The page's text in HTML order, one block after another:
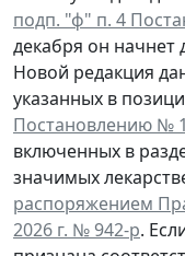
подп. "ф" п. 4
декабря он начнет
Новой редакция
указанных в
Постановлению №
включенных в
значимых
распоряжением
2026 г. № 942-р.